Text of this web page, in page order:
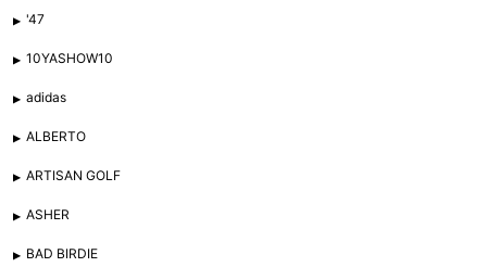
'47
10YASHOW10
adidas
ALBERTO
ARTISAN GOLF
ASHER
BAD BIRDIE